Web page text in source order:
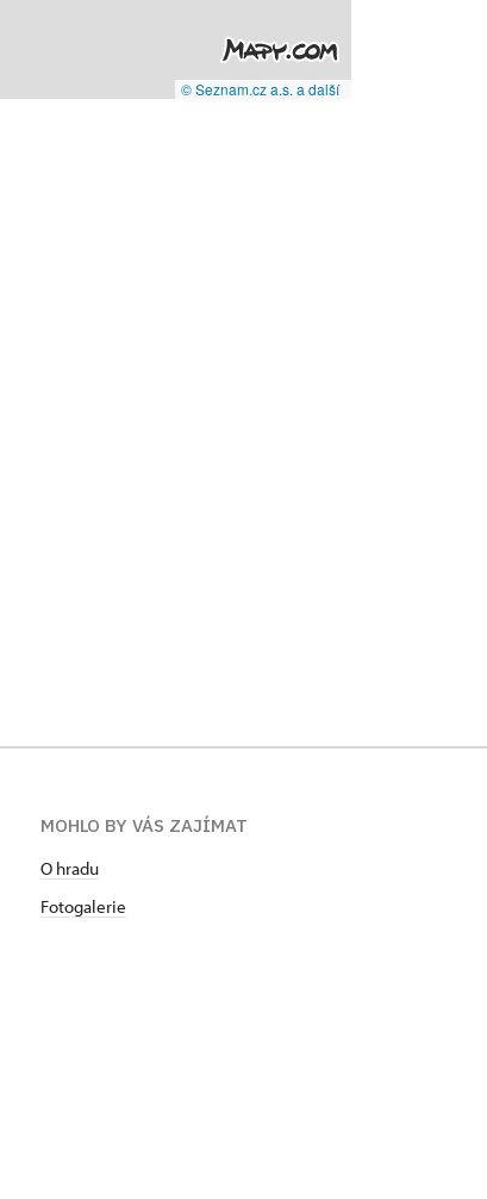
© Seznam.cz a.s. a další
MOHLO BY VÁS ZAJÍMAT
O hradu
Fotogalerie